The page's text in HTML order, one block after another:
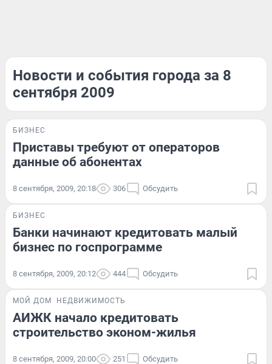
Новости и события города за 8
сентября 2009
БИЗНЕС
Приставы требуют от операторов
данные об абонентах
8 сентября, 2009, 20:18 306 Обсудить
БИЗНЕС
Банки начинают кредитовать малый
бизнес по госпрограмме
8 сентября, 2009, 20:12 444 Обсудить
МОЙ ДОМ НЕДВИЖИМОСТЬ
АИЖК начало кредитовать
строительство эконом-жилья
8 сентября, 2009, 20:00 251 Обсудить